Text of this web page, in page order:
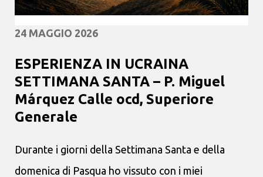
24 MAGGIO 2026
ESPERIENZA IN UCRAINA
SETTIMANA SANTA – P. Miguel
Márquez Calle ocd, Superiore
Generale
Durante i giorni della Settimana Santa e della
domenica di Pasqua ho vissuto con i miei